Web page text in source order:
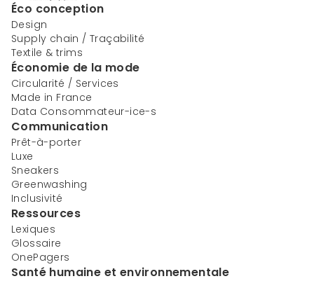
Éco conception
Design
Supply chain / Traçabilité
Textile & trims
Économie de la mode
Circularité / Services
Made in France
Data Consommateur-ice-s
Communication
Prêt-à-porter
Luxe
Sneakers
Greenwashing
Inclusivité
Ressources
Lexiques
Glossaire
OnePagers
Santé humaine et environnementale